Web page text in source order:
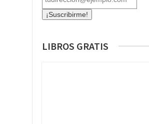
LIBROS GRATIS